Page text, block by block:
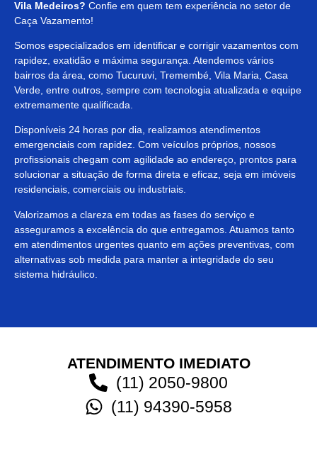
Vila Medeiros? Confie em quem tem experiência no setor de
Caça Vazamento!
Somos especializados em identificar e corrigir vazamentos com
rapidez, exatidão e máxima segurança. Atendemos vários
bairros da área, como Tucuruvi, Tremembé, Vila Maria, Casa
Verde, entre outros, sempre com tecnologia atualizada e equipe
extremamente qualificada.
Disponíveis 24 horas por dia, realizamos atendimentos
emergenciais com rapidez. Com veículos próprios, nossos
profissionais chegam com agilidade ao endereço, prontos para
solucionar a situação de forma direta e eficaz, seja em imóveis
residenciais, comerciais ou industriais.
Valorizamos a clareza em todas as fases do serviço e
asseguramos a excelência do que entregamos. Atuamos tanto
em atendimentos urgentes quanto em ações preventivas, com
alternativas sob medida para manter a integridade do seu
sistema hidráulico.
ATENDIMENTO IMEDIATO
(11) 2050-9800
(11) 94390-5958